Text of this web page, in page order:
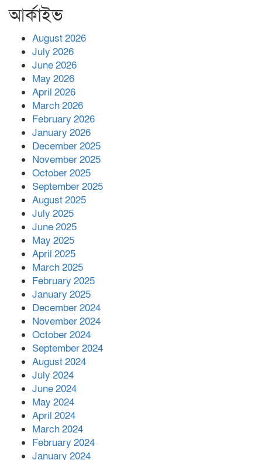
প্রসাদ দাসের সহকারী অধ্যাপক পদে পদোন্নতি।
খাল পুনঃখননে সাশ্রয়,সরকারি কোষাগারে ফিরল
২ কোটি ২০ লাখ টাকা।সততার অনন্য দৃষ্টান্ত
স্থাপন করলেন ইউএনও বেদবতী মিস্ত্রী।
‘জ্বিন হাজিরে স্বর্ণ দ্বিগুণ’— প্রতারণার ফাঁদে ১৭
আর্কাইভ
August 2026
July 2026
June 2026
May 2026
April 2026
March 2026
February 2026
January 2026
December 2025
November 2025
October 2025
September 2025
August 2025
July 2025
June 2025
May 2025
April 2025
March 2025
February 2025
January 2025
December 2024
November 2024
October 2024
September 2024
August 2024
July 2024
June 2024
May 2024
April 2024
March 2024
February 2024
January 2024